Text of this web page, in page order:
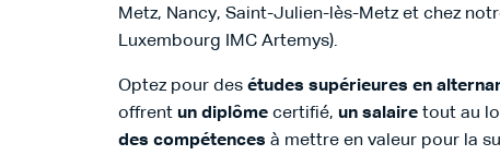
Metz, Nancy, Saint-Julien-lès-Metz et chez
Luxembourg IMC Artemys).
Optez pour des études supérieures en
offrent un diplôme certifié, un salaire tout au
des compétences à mettre en valeur pour la